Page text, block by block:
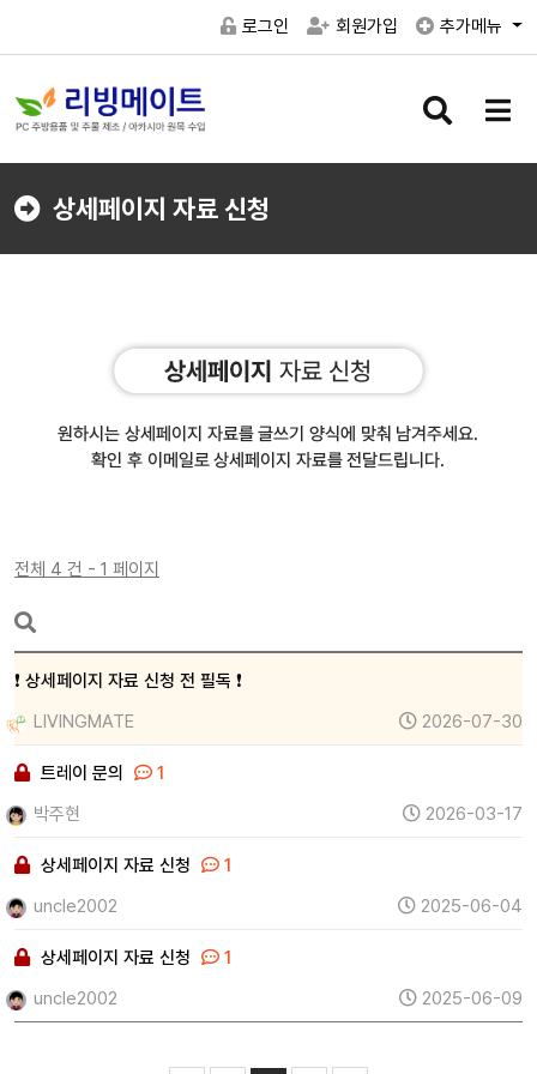
로그인 회원가입 추가메뉴
검
버
메
버
상세페이지 자료 신청
전체 4 건 - 1 페이지
❗ 상세페이지 자료 신청 전 필독 ❗
LIVINGMATE
2026-07-30
트레이 문의
1
박주현
2026-03-17
상세페이지 자료 신청
1
uncle2002
2025-06-04
상세페이지 자료 신청
1
uncle2002
2025-06-09